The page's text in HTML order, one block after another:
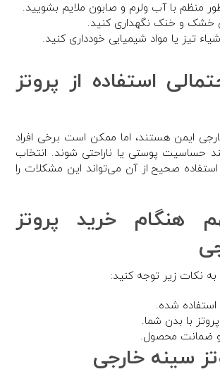
طور منظم با آب ولرم و صابون ملایم بشویید.
خشک و خنک نگهداری کنید.
تیز یا مواد شیمیایی خودداری کنید.
استفاده از پروتز
ایمن هستند، اما ممکن است برخی افراد
حساسیت پوستی یا ناراحتی شوند. انتخاب
صحیح از آن می‌تواند این مشکلات را
هنگام خرید پروتز
نکات زیر توجه کنید:
شده.
با بدن شما.
و ضمانت محصول.
سینه خارجی